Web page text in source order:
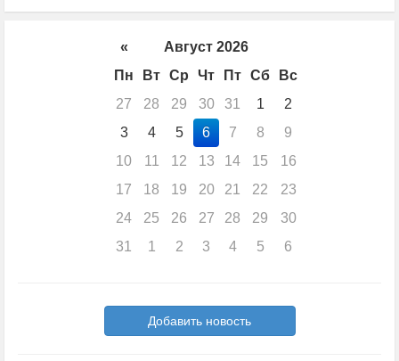
«
Август 2026
Пн
Вт Ср Чт Пт Сб
Вс
27
28 29 30 31 1
2
3
4 5 6 7 8
9
10
11 12 13 14 15
16
17
18 19 20 21 22
23
24
25 26 27 28 29
30
31
1 2 3 4 5 6
Добавить новость